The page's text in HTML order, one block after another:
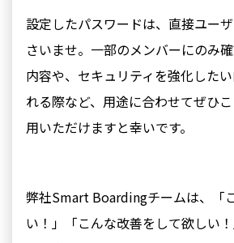
設定したパスワードは、直接ユー
さいませ。一部のメンバーにのみ
内容や、セキュリティを強化した
れる際など、用途に合わせてぜひ
用いただけますと幸いです。
弊社Smart Boardingチームは、「
い！」「こんな改善をして欲しい